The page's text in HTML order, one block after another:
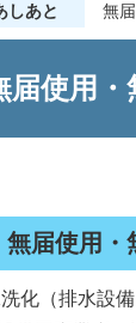
しあと 無
届使用・
無届使用・
化（排水設